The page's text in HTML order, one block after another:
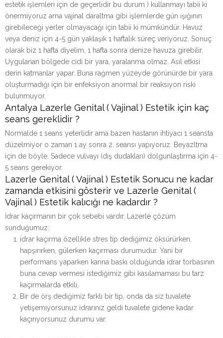
estetik işlemleri için de geçerlidir bu durum ) kullanmayı tabii ki
önermiyoruz ama vajinal daraltma gibi işlemlerde gün ışığının
girebileceği yerler olmayacağı için tabii ki mümkündür. Havuz
veya deniz için 4-5 gün yaklaşık 1 haftalık süreç veriyoruz. Sonuç
olarak biz 1 hafta diyelim, 1 hafta sonra denize havuza girebilir.
Uygulanan bölgede cidi bir yara, yaralanma olmaz. Asıl etkisi
derin katmanlar yapar. Buna rağmen yüzeyde görünürde bir yara
oluşturmadığı için bir enfeksiyon anormal bir reaksiyon riski
bulunmuyor.
Antalya Lazerle Genital ( Vajinal ) Estetik için kaç
seans gereklidir ?
Normalde 1 seans yeterlidir ama bazen hastanın ihtiyacı 1 seansta
düzelmiyor o zaman 1 ay sonra 2. seansı yapıyoruz. Beyazltma
için de böyle. Sadece vulvayı (dış dudakları) dolgunlaştırma için 4-
5 seans gerekiyor.
Lazerle Genital ( Vajinal ) Estetik Sonucu ne kadar
zamanda etkisini gösterir ve Lazerle Genital (
Vajinal ) Estetik kalıcığı ne kadardır ?
İdrar kaçırmanın bir çok sebebi vardır. Lazerle çözüm
sunduğumuz:
idrar kaçırma özellikle stres tip dediğimiz öksürürken,
hapşırırken, gülerken kaçırması durumudur. Yani bir
performans yaparken karına baskı olduğunda idrar torbasının
buna cevap vermesi istediğimiz gibi kasılamaması bu tarz
kaçırmalarda etkili,
Bir de örş dediğimiz farklı bir tip, onda da siz tuvalete
yetişemiyorsunuz idrarınız geldi tuvalete gidene kadar
kaçırıyorsunuz durumu var.